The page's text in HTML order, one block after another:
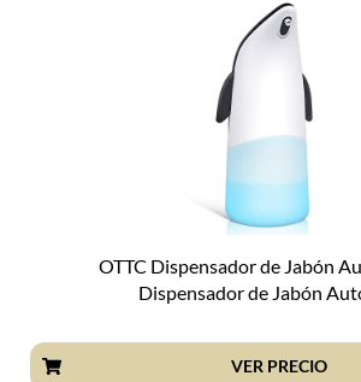
OTTC Dispensador de Jabón
Dispensador de Jabón
VER PRECIO